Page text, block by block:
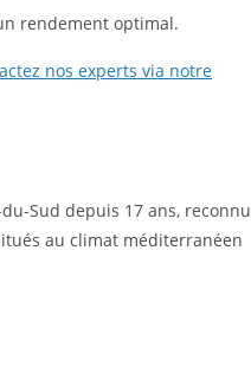
rendement optimal.
nos experts via notre
Sud depuis 17 ans, reconnu
au climat méditerranéen